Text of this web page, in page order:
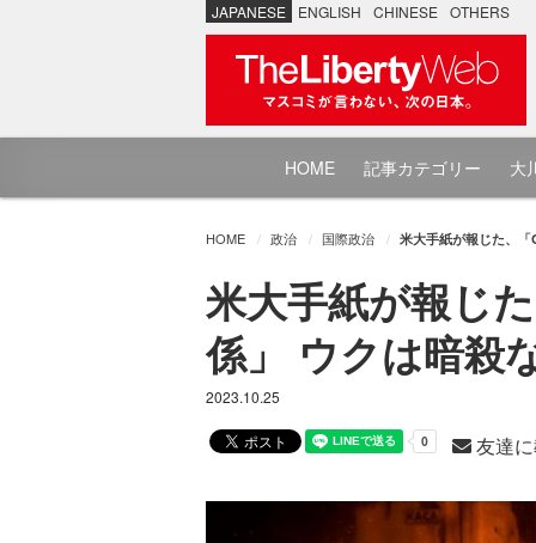
JAPANESE ENGLISH CHINESE OTHERS
HOME 記事カテゴリー 大
HOME 政治 国際政治 米大手紙が報じた、
米大手紙が報じ
係」 ウクは暗殺
2023.10.25
友達